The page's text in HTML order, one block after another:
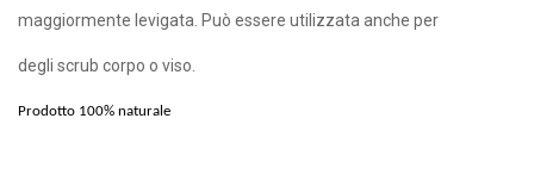
maggiormente levigata. Può essere utilizzata anche per
degli scrub corpo o viso.
Prodotto 100% naturale